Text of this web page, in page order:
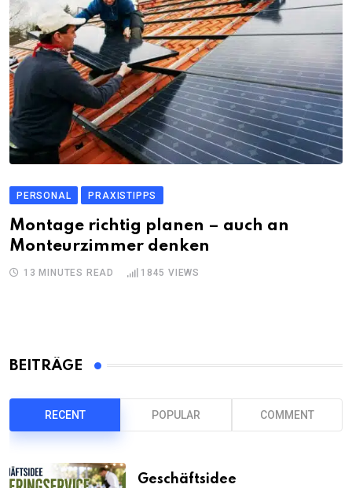
PERSONAL PRAXISTIPPS
Montage richtig planen – auch an
Monteurzimmer denken
13 MINUTES READ 1845 VIEWS
BEITRÄGE
RECENT POPULAR COMMENT
Geschäftsidee